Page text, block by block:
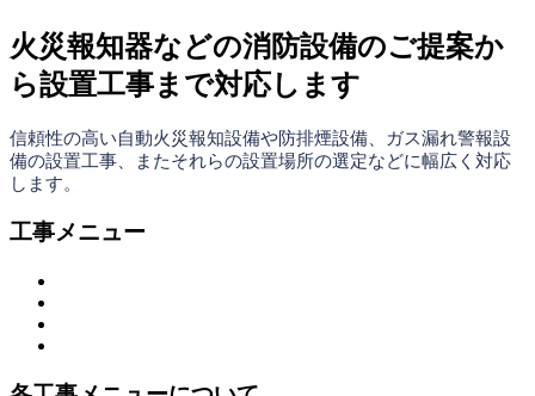
火災報知器などの消防設備のご提案か
ら設置工事まで対応します
信頼性の高い自動火災報知設備や防排煙設備、ガス漏れ警報設
備の設置工事、またそれらの設置場所の選定などに幅広く対応
します。
工事メニュー